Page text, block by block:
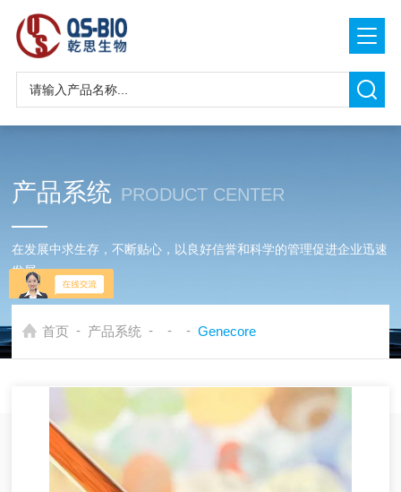
产品系统 PRODUCT CENTER
在发展中求生存，不断贴心，以良好信誉和科学的管理促进企业迅速
发展
首页 - 产品系统 - - - Genecore